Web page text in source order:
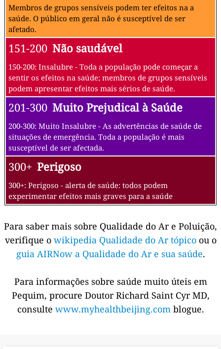
Membros de grupos sensíveis podem ter efeitos na a
saúde. O público em geral não é susceptível de ser
afetado.
151-200 Não saudável
150-200: Insalubre - Toda a população pode começar a
sentir os efeitos na saúde; membros de grupos sensíveis
podem apresentar efeitos mais sérios de saúde.
201-300 Muito Prejudical à Saúde
200-300: Muito Insalubre - As advertências de saúde de
situações de emergência. Toda a população é mais
susceptível de ser afectada.
300+ Perigoso
300+: Perigoso - alerta de saúde: todos podem
experimentar efeitos mais graves para a saúde
Para saber mais sobre Qualidade do Ar e Poluição,
verifique o wikipedia Qualidade do Ar tópico ou o
guia AIRNow a Qualidade do Ar e sua saúde.
Para informações sobre saúde muito úteis em
Pequim, procure Doutor Richard Saint Cyr MD,
consulte www.myhealthbeijing.com blogue.